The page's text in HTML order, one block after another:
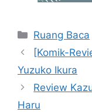
Kategori
Ruang Baca
[Komik-
Yuzuko Ikura
Review
Haru